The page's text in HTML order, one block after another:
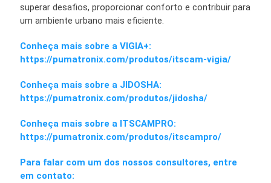
superar desafios, proporcionar conforto e contribuir para
um ambiente urbano mais eficiente.
Conheça mais sobre a VIGIA+:
https://pumatronix.com/produtos/itscam-vigia/
Conheça mais sobre a JIDOSHA:
https://pumatronix.com/produtos/jidosha/
Conheça mais sobre a ITSCAMPRO:
https://pumatronix.com/produtos/itscampro/
Para falar com um dos nossos consultores, entre
em contato: